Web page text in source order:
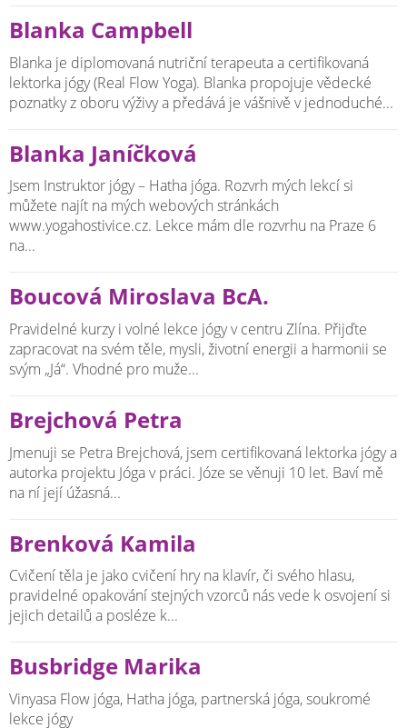
Blanka Campbell
Blanka je diplomovaná nutriční terapeuta a certifikovaná
lektorka jógy (Real Flow Yoga). Blanka propojuje vědecké
poznatky z oboru výživy a předává je vášnivě v jednoduché...
Blanka Janíčková
Jsem Instruktor jógy – Hatha jóga. Rozvrh mých lekcí si
můžete najít na mých webových stránkách
www.yogahostivice.cz. Lekce mám dle rozvrhu na Praze 6
na...
Boucová Miroslava BcA.
Pravidelné kurzy i volné lekce jógy v centru Zlína. Přijďte
zapracovat na svém těle, mysli, životní energii a harmonii se
svým „Já“. Vhodné pro muže...
Brejchová Petra
Jmenuji se Petra Brejchová, jsem certifikovaná lektorka jógy a
autorka projektu Jóga v práci. Józe se věnuji 10 let. Baví mě
na ní její úžasná...
Brenková Kamila
Cvičení těla je jako cvičení hry na klavír, či svého hlasu,
pravidelné opakování stejných vzorců nás vede k osvojení si
jejich detailů a posléze k...
Busbridge Marika
Vinyasa Flow jóga, Hatha jóga, partnerská jóga, soukromé
lekce jógy